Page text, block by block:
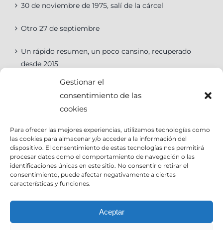
Gestionar el
consentimiento de las
cookies
Para ofrecer las mejores experiencias, utilizamos tecnologías como
las cookies para almacenar y/o acceder a la información del
dispositivo. El consentimiento de estas tecnologías nos permitirá
procesar datos como el comportamiento de navegación o las
identificaciones únicas en este sitio. No consentir o retirar el
consentimiento, puede afectar negativamente a ciertas
características y funciones.
Aceptar
30 de noviembre de 1975, salí de la cárcel
Otro 27 de septiembre
Un rápido resumen, un poco cansino, recuperado
desde 2015
Categorías
Categorías
Contact Info